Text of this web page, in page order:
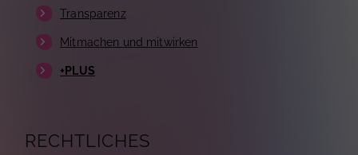
Transparenz
Mitmachen und mitwirken
+PLUS
RECHTLICHES